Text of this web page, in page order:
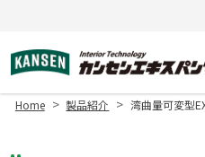
Home > 製品紹介 > 湾曲量可変型
Site
Footer